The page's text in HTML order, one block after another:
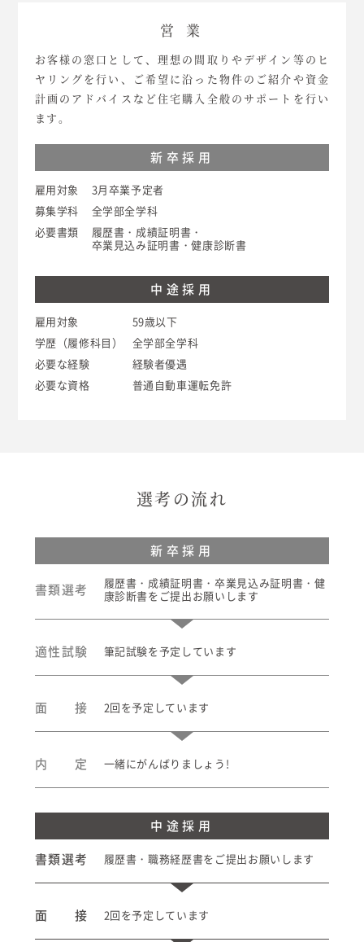
営 業
お客様の窓口として、理想の間取りやデザイン等のヒ
ヤリングを行い、ご希望に沿った物件のご紹介や資金
計画のアドバイスなど住宅購入全般のサポートを行い
ます。
新卒採用
雇用対象
3月卒業予定者
募集学科
全学部全学科
必要書類
履歴書・成績証明書・
卒業見込み証明書・健康診断書
中途採用
雇用対象
59歳以下
学歴（履修科目）
全学部全学科
必要な経験
経験者優遇
必要な資格
普通自動車運転免許
選考の流れ
新卒採用
書類選考
履歴書・成績証明書・卒業見込み証明書・健
康診断書をご提出お願いします
適性試験 筆記試験を予定しています
面 接 2回を予定しています
内 定 一緒にがんばりましょう!
中途採用
書類選考
履歴書・職務経歴書をご提出お願いします
面 接 2回を予定しています